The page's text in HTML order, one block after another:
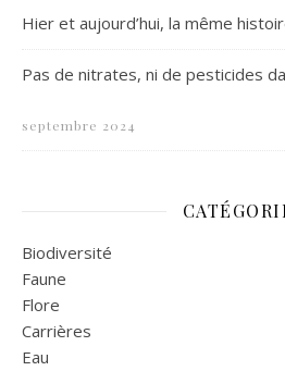
Hier et aujourd’hui, la même
Pas de nitrates, ni de pesticides
septembre 2024
Biodiversité
Faune
Flore
Carrières
Eau